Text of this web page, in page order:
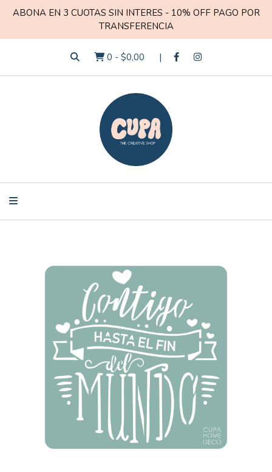
ABONA EN 3 CUOTAS SIN INTERES - 10% OFF PAGO POR
TRANSFERENCIA
0 - $0,00